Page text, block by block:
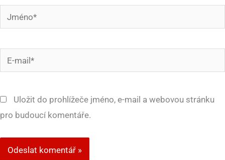
Jméno*
mail*
Uložit do prohlížeče jméno, e-mail a webovou stránku
pro budoucí komentáře.